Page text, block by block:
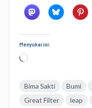
Menyukai ini:
Memuat...
Bima Sakti Bumi
Great Filter
leap